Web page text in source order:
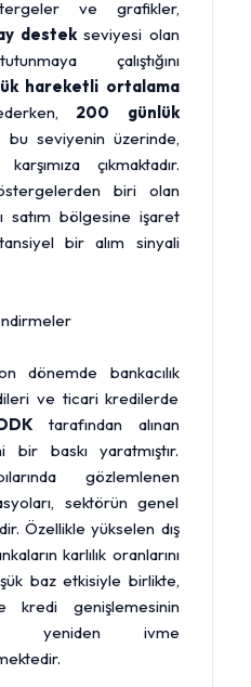
ve grafikler,
destek seviyesi olan
çalıştığını
hareketli ortalama
200 günlük
seviyenin üzerinde,
çıkmaktadır.
biri olan
satım bölgesine işaret
bir alım sinyali
dönemde bankacılık
ve ticari kredilerde
tarafından alınan
bir baskı yaratmıştır.
gözlemlenen
sektörün genel
Özellikle yükselen dış
karlılık oranlarını
baz etkisiyle birlikte,
kredi genişlemesinin
yeniden ivme